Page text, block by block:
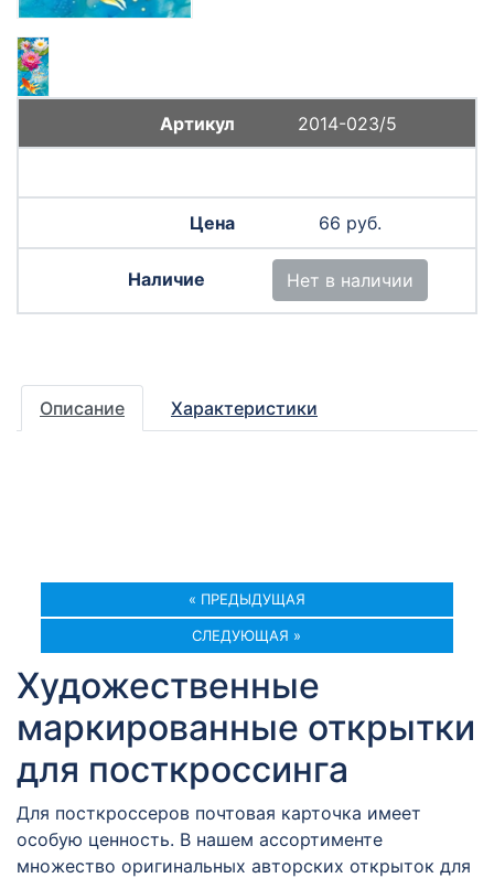
2014-023/5
66 руб.
Нет в наличии
Описание Характеристики
« ПРЕДЫДУЩАЯ
СЛЕДУЮЩАЯ »
Художественные
маркированные открытки
для посткроссинга
Для посткроссеров почтовая карточка имеет
особую ценность. В нашем ассортименте
множество оригинальных авторских открыток для